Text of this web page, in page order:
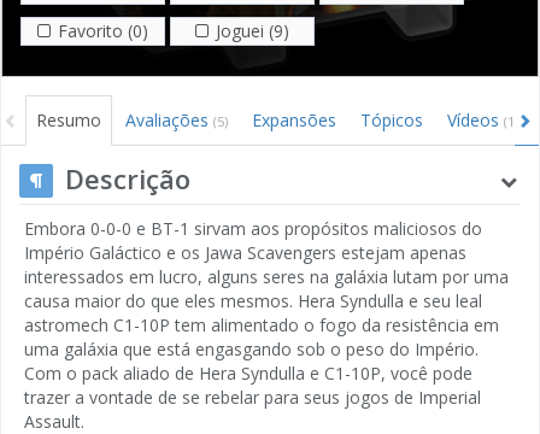
Favorito (0)
Joguei (9)
Resumo Avaliações (5) Expansões Tópicos Vídeos (1)
Descrição
Embora 0-0-0 e BT-1 sirvam aos propósitos maliciosos do
Império Galáctico e os Jawa Scavengers estejam apenas
interessados em lucro, alguns seres na galáxia lutam por uma
causa maior do que eles mesmos. Hera Syndulla e seu leal
astromech C1-10P tem alimentado o fogo da resistência em
uma galáxia que está engasgando sob o peso do Império.
Com o pack aliado de Hera Syndulla e C1-10P, você pode
trazer a vontade de se rebelar para seus jogos de Imperial
Assault.